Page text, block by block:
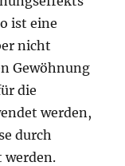
ist eine
nicht
Gewöhnung
die
werden,
durch
werden.